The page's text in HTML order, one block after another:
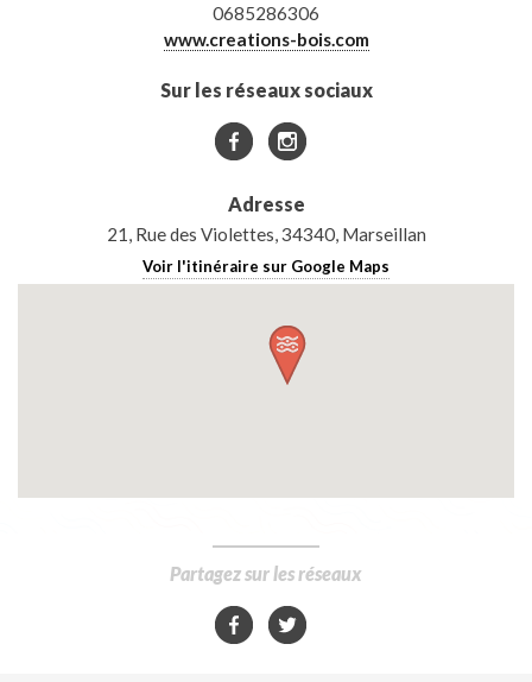
0685286306
www.creations-bois.com
Sur les réseaux sociaux
Adresse
21, Rue des Violettes, 34340, Marseillan
Voir l'itinéraire sur Google Maps
Partagez sur les réseaux